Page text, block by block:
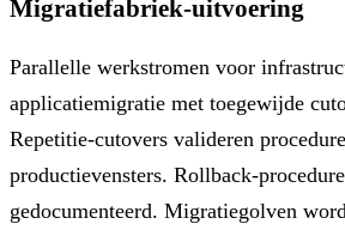
Migratiefabriek-uitvoering
Parallelle werkstromen voor
applicatiemigratie met toegewijde
Repetitie-cutovers valideren
productievensters. Rollback-
gedocumenteerd. Migratiegolven